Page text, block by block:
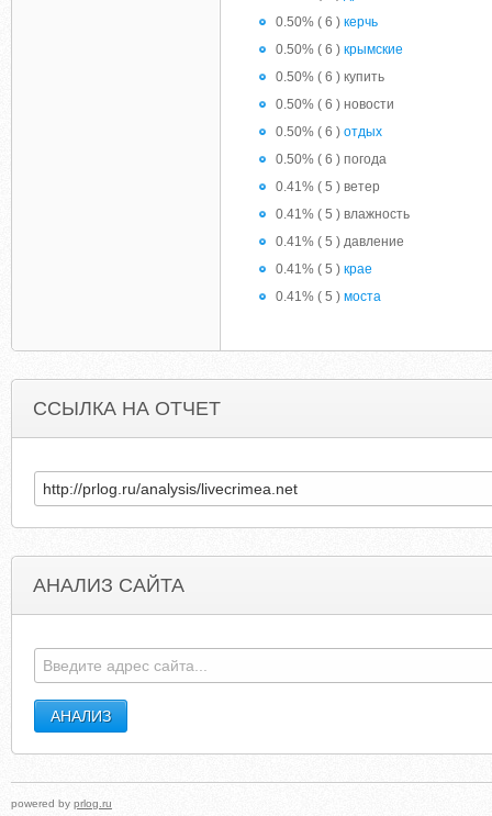
0.50% ( 6 ) керчь
0.50% ( 6 ) крымские
0.50% ( 6 ) купить
0.50% ( 6 ) новости
0.50% ( 6 ) отдых
0.50% ( 6 ) погода
0.41% ( 5 ) ветер
0.41% ( 5 ) влажность
0.41% ( 5 ) давление
0.41% ( 5 ) крае
0.41% ( 5 ) моста
ССЫЛКА НА ОТЧЕТ
АНАЛИЗ САЙТА
powered by prlog.ru